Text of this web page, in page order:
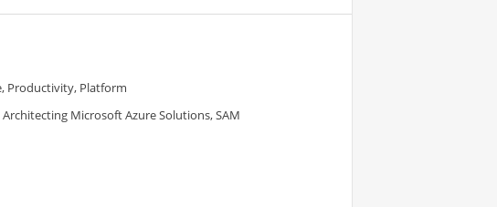
Productivity, Platform
Microsoft Azure Solutions, SAM